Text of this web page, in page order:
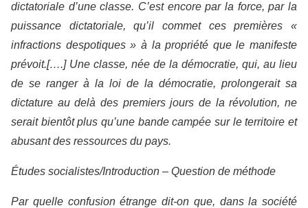
dictatoriale d’une classe. C’est encore par la force, par la
puissance dictatoriale, qu’il commet ces premières «
infractions despotiques » à la propriété que le manifeste
prévoit.[….] Une classe, née de la démocratie, qui, au lieu
de se ranger à la loi de la démocratie, prolongerait sa
dictature au delà des premiers jours de la révolution, ne
serait bientôt plus qu’une bande campée sur le territoire et
abusant des ressources du pays.
Études socialistes/Introduction – Question de méthode
Par quelle confusion étrange dit-on que, dans la société